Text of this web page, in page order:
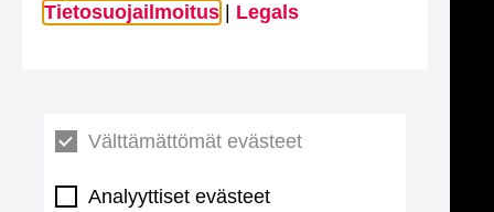
Tietosuojailmoitus
Legals
Välttämättömät evästeet
Analyyttiset evästeet